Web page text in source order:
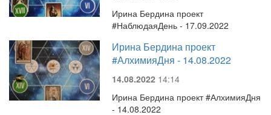
Ирина Бердина проект
#НаблюдаяДень - 17.09.2022
Ирина Бердина проект
#АлхимияДня - 14.08.2022
14.08.2022 14:14
Ирина Бердина проект #АлхимияДня
- 14.08.2022